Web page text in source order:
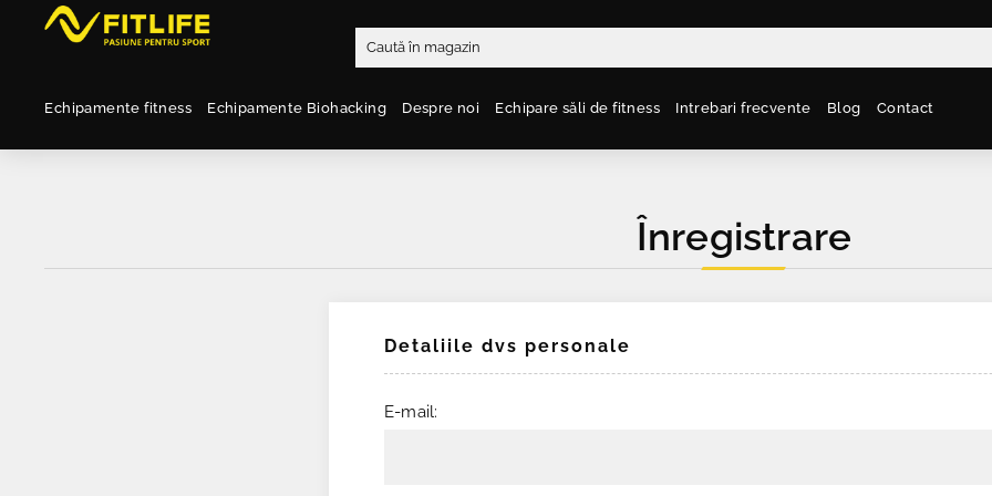
Echipamente fitness Echipamente Biohacking Despre noi Echipare săli de fitness Intrebari frecvente Blog Contact
Înregistrare
Detaliile dvs personale
E-mail: